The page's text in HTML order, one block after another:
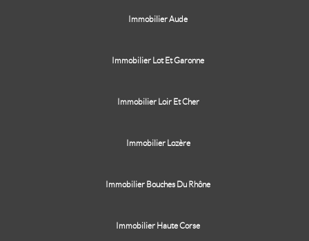
Immobilier Aude
Immobilier Lot Et Garonne
Immobilier Loir Et Cher
Immobilier Lozère
Immobilier Bouches Du Rhône
Immobilier Haute Corse